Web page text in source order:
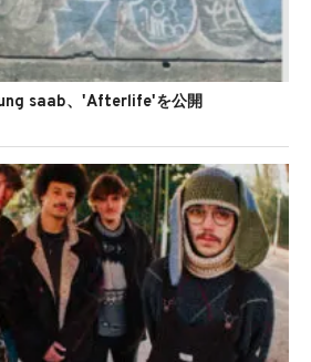
saab、'Afterlife'を公開